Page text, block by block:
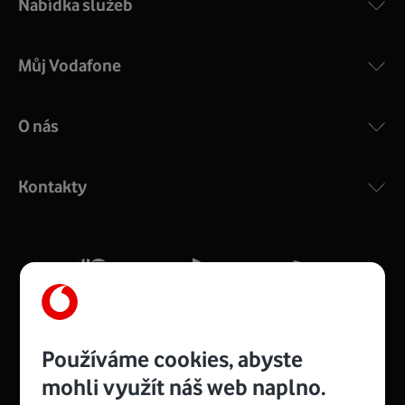
COMPAL CH7465VF
silný signál pro celou domácnost. Kompaktní rozměry 21
Více o COMPAL CH7465VF
Nabídka služeb
Můj Vodafone
O nás
Kontakty
Používáme cookies, abyste
mohli využít náš web naplno.